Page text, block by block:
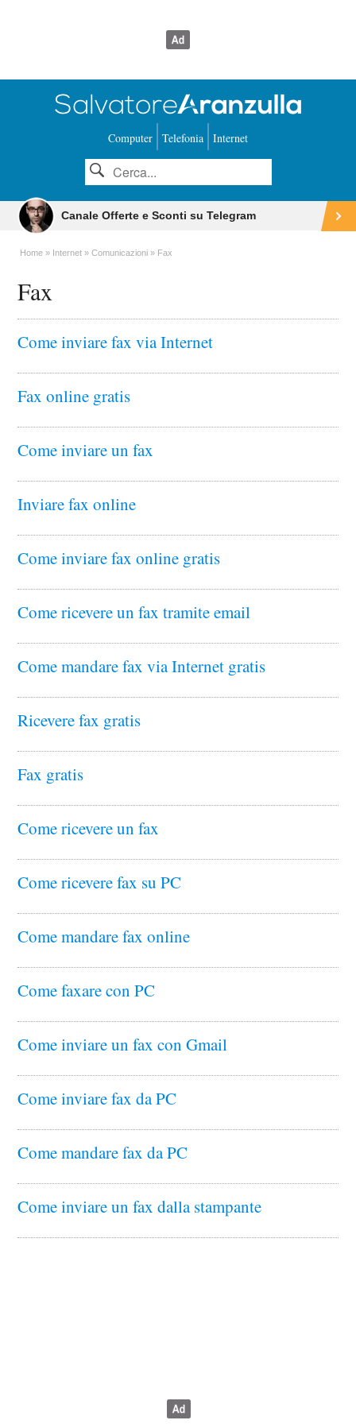
Computer Telefonia Internet
Canale Offerte e Sconti su Telegram
Home Internet Comunicazioni Fax
Fax
Come inviare fax via Internet
Fax online gratis
Come inviare un fax
Inviare fax online
Come inviare fax online gratis
Come ricevere un fax tramite email
Come mandare fax via Internet gratis
Ricevere fax gratis
Fax gratis
Come ricevere un fax
Come ricevere fax su PC
Come mandare fax online
Come faxare con PC
Come inviare un fax con Gmail
Come inviare fax da PC
Come mandare fax da PC
Come inviare un fax dalla stampante